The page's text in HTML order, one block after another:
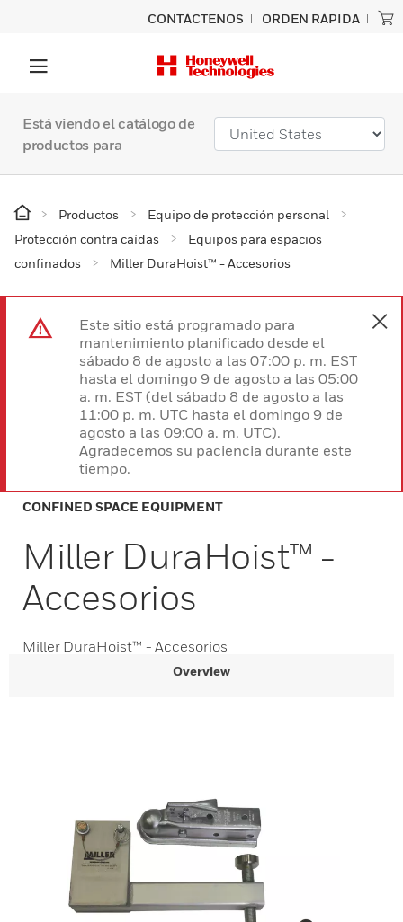
CONTÁCTENOS ORDEN RÁPIDA
Está viendo el catálogo de
productos para
Productos
Equipo de protección personal
Protección contra caídas
Equipos para espacios
confinados
Miller DuraHoist™ - Accesorios
Este sitio está programado para
mantenimiento planificado desde el
sábado 8 de agosto a las 07:00 p. m. EST
hasta el domingo 9 de agosto a las 05:00
a. m. EST (del sábado 8 de agosto a las
11:00 p. m. UTC hasta el domingo 9 de
agosto a las 09:00 a. m. UTC).
Agradecemos su paciencia durante este
tiempo.
CONFINED SPACE EQUIPMENT
Miller DuraHoist™ -
Accesorios
Miller DuraHoist™ - Accesorios
Overview